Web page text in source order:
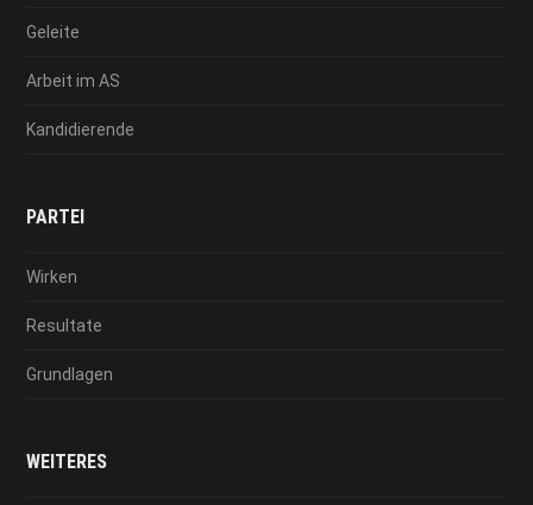
Geleite
Arbeit im AS
Kandidierende
PARTEI
Wirken
Resultate
Grundlagen
WEITERES